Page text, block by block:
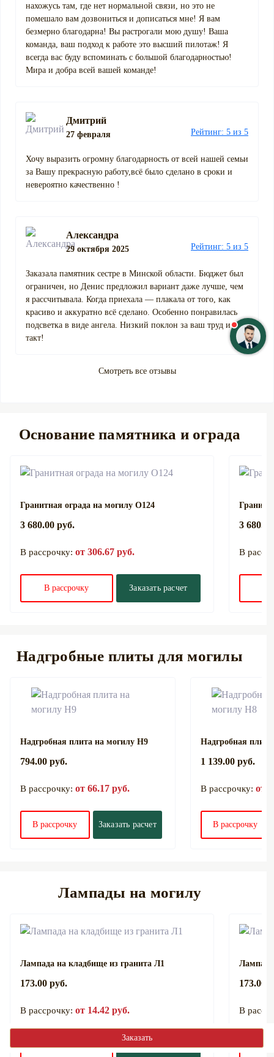
Заказать
нахожусь там, где нет нормальной связи, но это не
помешало вам дозвониться и дописаться мне! Я вам
безмерно благодарна! Вы растрогали мою душу! Ваша
команда, ваш подход к работе это высший пилотаж! Я
всегда вас буду вспоминать с большой благодарностью!
Мира и добра всей вашей команде!
Дмитрий
27 февраля Рейтинг: 5 из 5
Хочу выразить огромну благодарность от всей нашей семьи
за Вашу прекрасную работу,всё было сделано в сроки и
невероятно качественно !
Александра
29 октября 2025 Рейтинг: 5 из 5
Заказала памятник сестре в Минской области. Бюджет был
ограничен, но Денис предложил вариант даже лучше, чем
я рассчитывала. Когда приехала — плакала от того, как
красиво и аккуратно всё сделано. Особенно понравилась
подсветка в виде ангела. Низкий поклон за ваш труд и
такт!
Смотреть все отзывы
Основание памятника и ограда
Гранитная ограда на могилу О124
3 680.00 руб.
В рассрочку: от 306.67 руб.
В рассрочку Заказать расчет
3
В
Надгробные плиты для могилы
Надгробная плита на могилу Н9
794.00 руб.
В рассрочку: от 66.17 руб.
В рассрочку Заказать расчет
Надгробная
1 139.00 руб.
В рассрочку: от
В рассрочку
Лампады на могилу
Лампада на кладбище из гранита Л1
173.00 руб.
В рассрочку: от 14.42 руб.
В рассрочку Заказать расчет
173.00
В
В